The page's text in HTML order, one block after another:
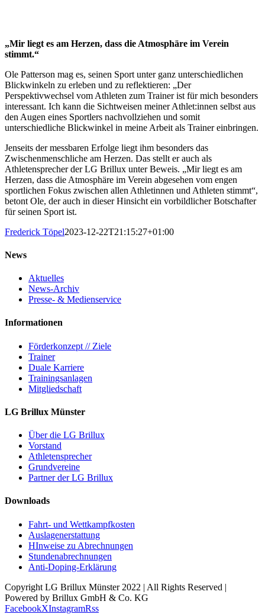
„Mir liegt es am Herzen, dass die Atmosphäre im Verein
stimmt.“
Ole Patterson mag es, seinen Sport unter ganz unterschiedlichen
Blickwinkeln zu erleben und zu reflektieren: „Der
Perspektivwechsel vom Athleten zum Trainer ist für mich besonders
interessant. Ich kann die Sichtweisen meiner Athlet:innen selbst aus
den Augen eines Sportlers nachvollziehen und somit
unterschiedliche Blickwinkel in meine Arbeit als Trainer einbringen.
Jenseits der messbaren Erfolge liegt ihm besonders das
Zwischenmenschliche am Herzen. Das stellt er auch als
Athletensprecher der LG Brillux unter Beweis. „Mir liegt es am
Herzen, dass die Atmosphäre im Verein abgesehen vom engen
sportlichen Fokus zwischen allen Athletinnen und Athleten stimmt“,
betont Ole, der auch in dieser Hinsicht ein vorbildlicher Botschafter
für seinen Sport ist.
Frederick Töpel2023-12-22T21:15:27+01:00
News
Aktuelles
News-Archiv
Presse- & Medienservice
Informationen
Förderkonzept // Ziele
Trainer
Duale Karriere
Trainingsanlagen
Mitgliedschaft
LG Brillux Münster
Über die LG Brillux
Vorstand
Athletensprecher
Grundvereine
Partner der LG Brillux
Downloads
Fahrt- und Wettkampfkosten
Auslagenerstattung
HInweise zu Abrechnungen
Stundenabrechnungen
Anti-Doping-Erklärung
Copyright LG Brillux Münster 2022 | All Rights Reserved |
Powered by Brillux GmbH & Co. KG
FacebookXInstagramRss